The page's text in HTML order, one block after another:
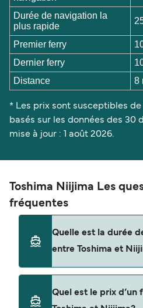
Durée de navigation la
plus rapide
Premier ferry
Dernier ferry
Distance
8
* Les prix sont susceptibles
basés sur les données des 30
mise à jour : 1 août 2026.
Toshima Niijima Les
fréquentes
Quelle est la durée
entre Toshima et
d'environ 25 minutes. La
Quel est le prix d’un